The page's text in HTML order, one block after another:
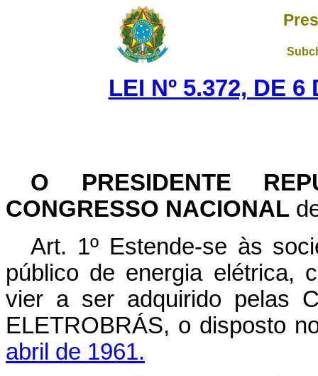
LEI Nº 5.372, DE
O PRESIDENTE
CONGRESSO NACIONAL
Art. 1º Estende-se às
público de energia elétrica,
vier a ser adquirido pelas
ELETROBRÁS, o disposto
abril de 1961.